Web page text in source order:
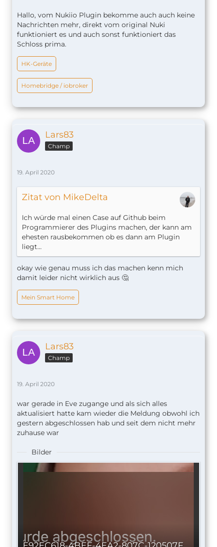
Hallo, vom Nukiio Plugin bekomme auch auch keine
Nachrichten mehr, direkt vom original Nuki
funktioniert es und auch sonst funktioniert das
Schloss prima.
HK-Geräte
Homebridge / iobroker
Lars83
Champ
19. April 2020
Zitat von MikeDelta
Ich würde mal einen Case auf Github beim
Programmierer des Plugins machen, der kann am
ehesten rausbekommen ob es dann am Plugin
liegt...
okay wie genau muss ich das machen kenn mich
damit leider nicht wirklich aus 🤔
Mein Smart Home
Lars83
Champ
19. April 2020
war gerade in Eve zugange und als sich alles
aktualisiert hatte kam wieder die Meldung obwohl ich
gestern abgeschlossen hab und seit dem nicht mehr
zuhause war
Bilder